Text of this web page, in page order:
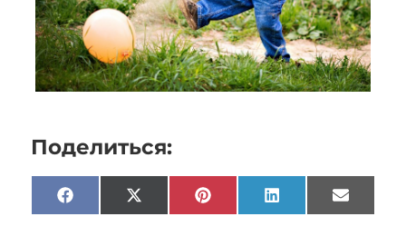
Поделиться:
Facebook X
(Twitter)
Pinterest LinkedIn Email